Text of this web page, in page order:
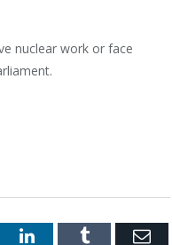
nuclear work or face
LinkedInTumblr